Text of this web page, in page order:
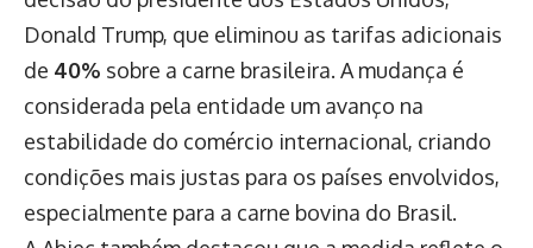
Donald Trump, que eliminou as tarifas adicionais
de 40% sobre a carne brasileira. A mudança é
considerada pela entidade um avanço na
estabilidade do comércio internacional, criando
condições mais justas para os países envolvidos,
especialmente para a carne bovina do Brasil.